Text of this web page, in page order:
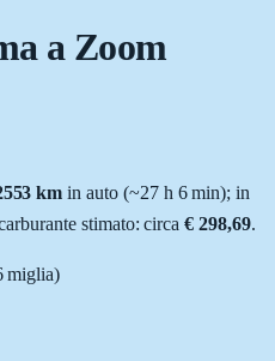
a Zoom
km in auto (~27 h 6 min); in
stimato: circa € 298,69.
miglia)